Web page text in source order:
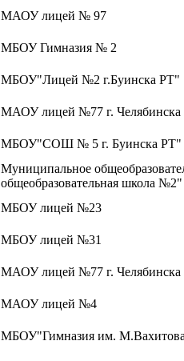
МАОУ лицей № 97
МБОУ Гимназия № 2
МБОУ"Лицей №2 г.Буинска РТ"
МАОУ лицей №77 г. Челябинска
МБОУ"СОШ № 5 г. Буинска РТ"
Муниципальное
общеобразовательная школа №2"
МБОУ лицей №23
МБОУ лицей №31
МАОУ лицей №77 г. Челябинска
МАОУ лицей №4
МБОУ"Гимназия им.